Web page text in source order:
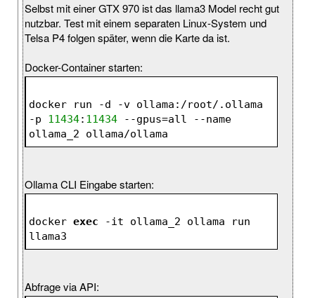
Selbst mit einer GTX 970 ist das llama3 Model recht gut
nutzbar. Test mit einem separaten Linux-System und
Telsa P4 folgen später, wenn die Karte da ist.
Docker-Container starten:
docker run -d -v ollama:/root/.ollama
-p 11434: 11434 --gpus=all --name
ollama_2 ollama/ollama
Ollama CLI Eingabe starten:
docker exec -it ollama_2 ollama run
llama3
Abfrage via API: